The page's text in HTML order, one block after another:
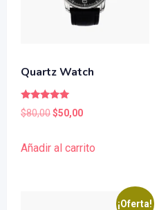
Quartz Watch
Valorado
con
$80,00El
original
$50,00El
actual
Añadir al carrito
¡Oferta!